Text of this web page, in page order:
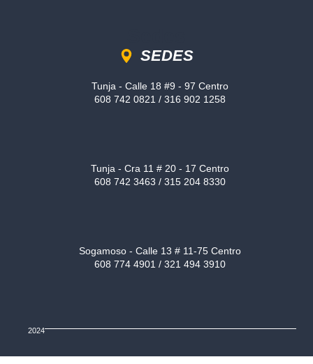
SEDES
Tunja - Calle 18 #9 - 97 Centro
608 742 0821 / 316 902 1258
Tunja - Cra 11 # 20 - 17 Centro
608 742 3463 / 315 204 8330
Sogamoso - Calle 13 # 11-75 Centro
608 774 4901 / 321 494 3910
2024